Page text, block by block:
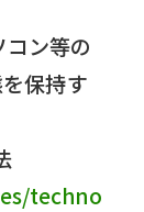
ン等の
保持す
techno